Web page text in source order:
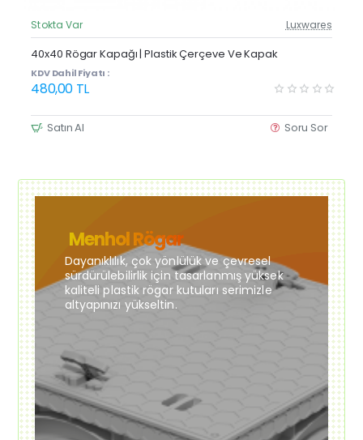
Güncel Fiyat
Stokta Var Luxwares
40x40 Rögar Kapağı | Plastik Çerçeve Ve Kapak
KDV Dahil Fiyatı :
480,00 TL
Satın Al Soru Sor
Menhol Rögar
Dayanıklılık, çok yönlülük ve çevresel
sürdürülebilirlik için tasarlanmış yüksek
kaliteli plastik rögar kutuları serimizle
altyapınızı yükseltin.